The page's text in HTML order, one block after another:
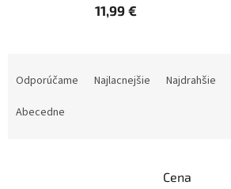
11,99 €
Odporúčame Najlacnejšie Najdrahšie
Abecedne
Cena